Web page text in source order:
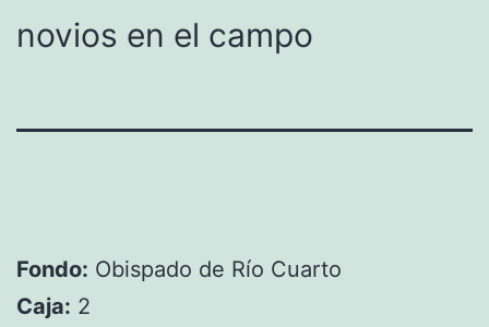
novios en el campo
Fondo: Obispado de Río Cuarto
Caja: 2